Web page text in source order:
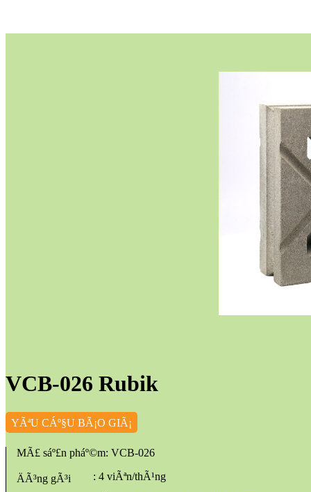
VCB-026 Rubik
YÃªU CÁº§U BÃ¡O GIÃ¡
MÃ£ sáº£n pháº©m: VCB-026
ÄÃ³ng gÃ³i
: 4 viÃªn/thÃ¹ng